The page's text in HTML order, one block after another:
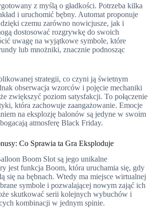
z myślą o gładkości. Potrzeba kilka
i uruchomić bębny. Automat proponuje
czemu zarówno nowicjusze, jak i
dostosować rozgrywkę do swoich
uwagę na wyjątkowe symbole, które
lub mnożniki, znacznie podnosząc
strategii, co czyni ją świetnym
obserwacja wzorców i pojęcie mechaniki
zwiększyć poziom satysfakcji. To połączenie
która zachowuje zaangażowanie. Emocje
na eksplozję balonów są jedyne w swoim
atmosferę Black Friday.
Co Sprawia ta Gra Eksploduje
Boom Slot są jego unikalne
jest funkcja Boom, która uruchamia się, gdy
się na bębnach. Wtedy ma miejsce wirtualnej
symbole i pozwalającej nowym zająć ich
skutkować serii kolejnych wybuchów i
kombinacji w jednym spinie.